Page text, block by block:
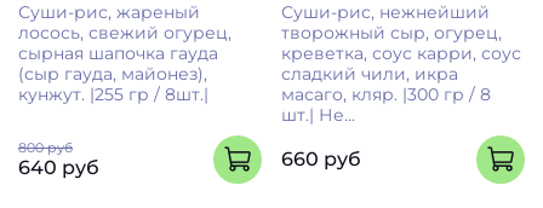
Суши-рис, жареный
лосось, свежий огурец,
сырная шапочка гауда
(сыр гауда, майонез),
кунжут. |255 гр / 8шт.|
800 руб
640 руб
Суши-рис, нежнейший
творожный сыр, огурец,
креветка, соус карри, соус
сладкий чили, икра
масаго, кляр. |300 гр / 8
шт.| Не...
660 руб